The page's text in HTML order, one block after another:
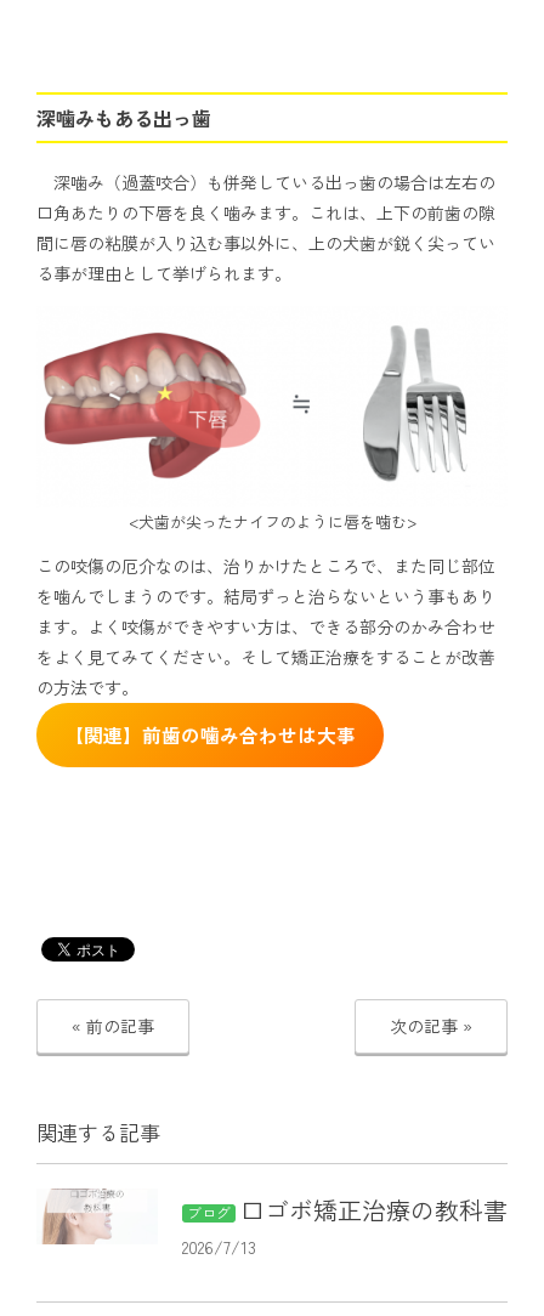
深噛みもある出っ歯
深噛み（過蓋咬合）も併発している出っ歯の場合は左右の
口角あたりの下唇を良く噛みます。これは、上下の前歯の隙
間に唇の粘膜が入り込む事以外に、上の犬歯が鋭く尖ってい
る事が理由として挙げられます。
<犬歯が尖ったナイフのように唇を噛む>
この咬傷の厄介なのは、治りかけたところで、また同じ部位
を噛んでしまうのです。結局ずっと治らないという事もあり
ます。よく咬傷ができやすい方は、できる部分のかみ合わせ
をよく見てみてください。そして矯正治療をすることが改善
の方法です。
【関連】前歯の噛み合わせは大事
« 前の記事 次の記事 »
関連する記事
ブログ 口ゴボ矯正治療の教科書
2026/7/13